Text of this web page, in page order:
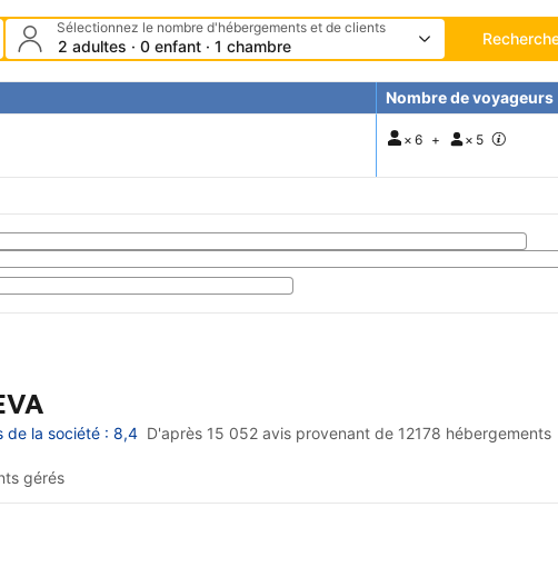
Sélectionnez le nombre d'hébergements et de clients
2 adultes · 0 enfant · 1 chambre
Nombre de voyageurs
× 6 + × 5
de la société : 8,4 D'après 15 052 avis provenant de 12178 hébergements
gérés